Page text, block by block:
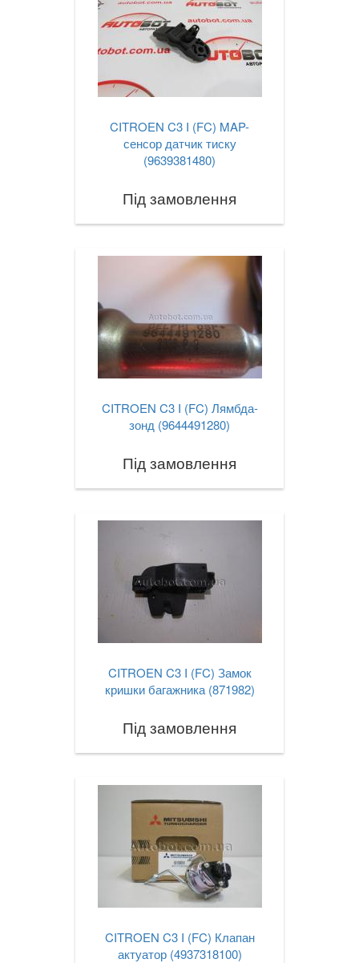
CITROEN C3 I (FC) MAP-
сенсор датчик тиску
(9639381480)
Під замовлення
CITROEN C3 I (FC) Лямбда-
зонд (9644491280)
Під замовлення
CITROEN C3 I (FC) Замок
кришки багажника (871982)
Під замовлення
CITROEN C3 I (FC) Клапан
актуатор (4937318100)